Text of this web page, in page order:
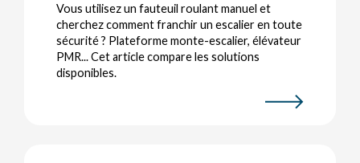
Vous utilisez un fauteuil roulant manuel et
cherchez comment franchir un escalier en toute
sécurité ? Plateforme monte-escalier, élévateur
PMR... Cet article compare les solutions
disponibles.